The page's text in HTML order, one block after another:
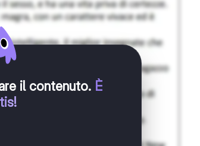
il contenuto. È